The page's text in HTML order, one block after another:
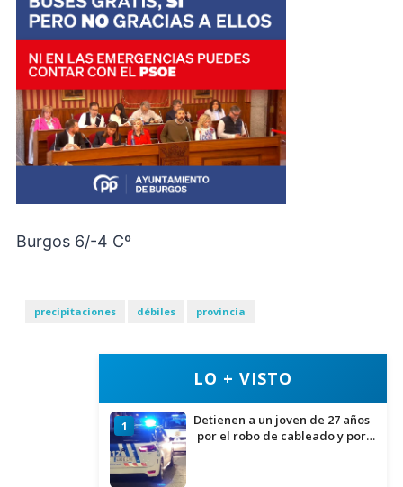
Burgos 6/-4 Cº
precipitaciones débiles provincia
LO + VISTO
1
Detienen a un joven de 27 años
por el robo de cableado y por